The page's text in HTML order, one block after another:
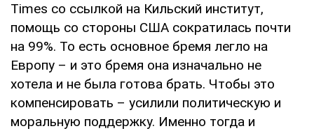
Times со ссылкой на Кильский институт,
помощь со стороны США сократилась почти
на 99%. То есть основное бремя легло на
Европу – и это бремя она изначально не
хотела и не была готова брать. Чтобы это
компенсировать – усилили политическую и
моральную поддержку. Именно тогда и